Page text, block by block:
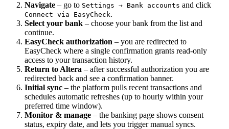
Navigate – go to Settings → Bank accounts and click
Connect via EasyCheck.
Select your bank – choose your bank from the list and
continue.
EasyCheck authorization – you are redirected to
EasyCheck where a single confirmation grants read-only
access to your transaction history.
Return to Altera – after successful authorization you are
redirected back and see a confirmation banner.
Initial sync – the platform pulls recent transactions and
schedules automatic refreshes (up to hourly within your
preferred time window).
Monitor & manage – the banking page shows consent
status, expiry date, and lets you trigger manual syncs.